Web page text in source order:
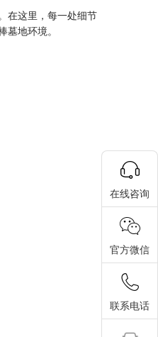
在这里，每一处细节
地环境。
在线咨询
官方微信
联系电话